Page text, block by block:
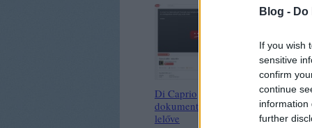
Blog -
If you wish
sensitive
confirm
continue
information
further
Di Caprio
dokumentumfilmje
lelőve
Új fejezet -
Csernobil új
köntösben